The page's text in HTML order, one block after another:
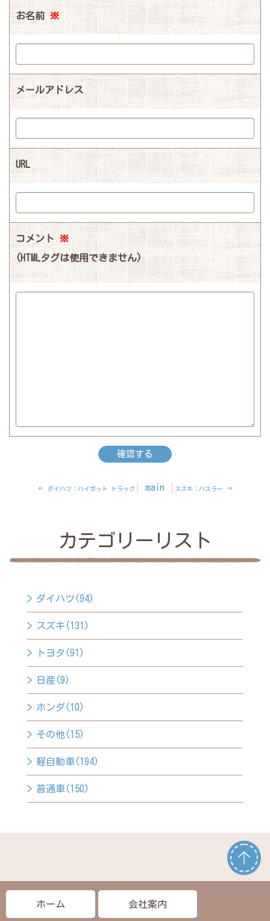
お名前 ※
メールアドレス
URL
コメント※
(HTMLタグは使用できません)
« ダイハツ：ハイゼット トラック main スズキ：ハスラー »
カテゴリーリスト
ダイハツ(94)
スズキ(131)
トヨタ(91)
日産(9)
ホンダ(10)
その他(15)
軽自動車(194)
普通車(150)
ホーム 会社案内